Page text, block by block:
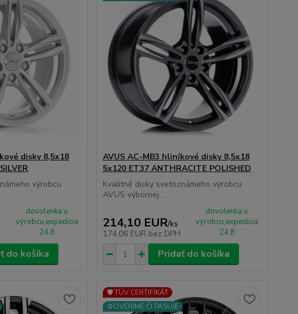
disky 8,5x18
výrobcu
dovolenka u
výrobcu,expedicia
24.8
do košíka
AVUS AC-MB3 hliníkové disky 8,5x18
5x120 ET37 ANTHRACITE POLISHED
Kvalitné disky svetoznámeho výrobcu
AVUS výbornej...
214,10 EUR/ks
174,06 EUR bez DPH
dovolenka u
výrobcu,expedicia
24.8
Pridať do košíka
🛡️ TÜV CERTIFIKÁT
⚙️OVERÍME ČI PASUJE